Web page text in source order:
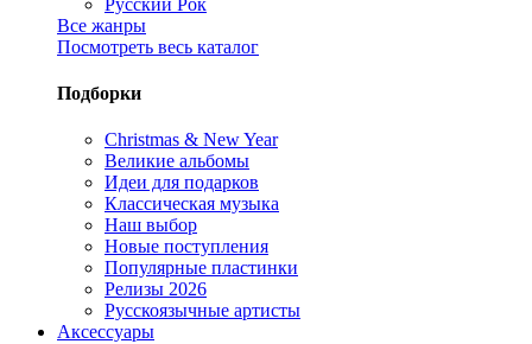
Все жанры
Посмотреть весь каталог
Подборки
Christmas & New Year
Великие альбомы
Идеи для подарков
Классическая музыка
Наш выбор
Новые поступления
Популярные пластинки
Релизы 2026
Русскоязычные артисты
Аксессуары